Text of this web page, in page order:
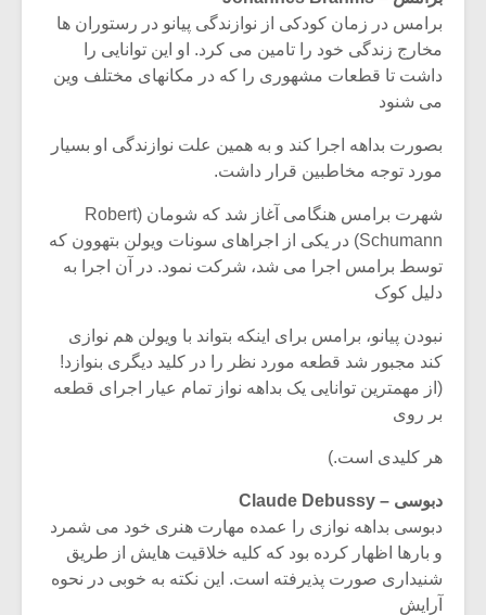
برامس در زمان کودکی از نوازندگی پیانو در رستوران ها
مخارج زندگی خود را تامین می کرد. او این توانایی را
داشت تا قطعات مشهوری را که در مکانهای مختلف وین
می شنود
بصورت بداهه اجرا کند و به همین علت نوازندگی او بسیار
مورد توجه مخاطبین قرار داشت.
شهرت برامس هنگامی آغاز شد که شومان (Robert
Schumann) در یکی از اجراهای سونات ویولن بتهوون که
توسط برامس اجرا می شد، شرکت نمود. در آن اجرا به
دلیل کوک
نبودن پیانو، برامس برای اینکه بتواند با ویولن هم نوازی
کند مجبور شد قطعه مورد نظر را در کلید دیگری بنوازد!
(از مهمترین توانایی یک بداهه نواز تمام عیار اجرای قطعه
بر روی
هر کلیدی است.)
دبوسی – Claude Debussy
دبوسی بداهه نوازی را عمده مهارت هنری خود می شمرد
و بارها اظهار کرده بود که کلیه خلاقیت هایش از طریق
شنیداری صورت پذیرفته است. این نکته به خوبی در نحوه
آرایش